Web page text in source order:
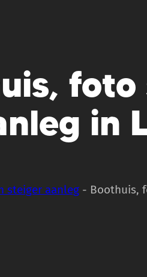
in
steiger aanleg - Boothuis,